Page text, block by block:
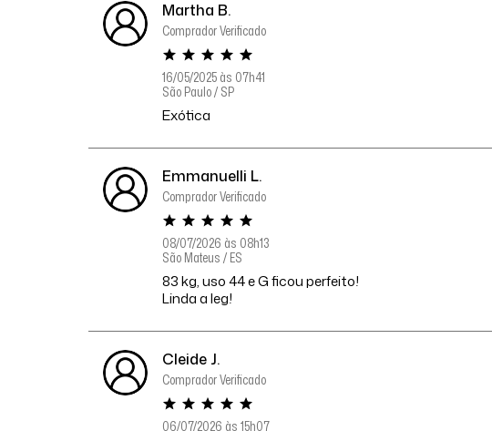
Martha B.
Comprador Verificado
16/05/2025 às 07h41
São Paulo / SP
Exótica
Emmanuelli L.
Comprador Verificado
08/07/2026 às 08h13
São Mateus / ES
83 kg, uso 44 e G ficou perfeito!
Linda a leg!
Cleide J.
Comprador Verificado
06/07/2026 às 15h07